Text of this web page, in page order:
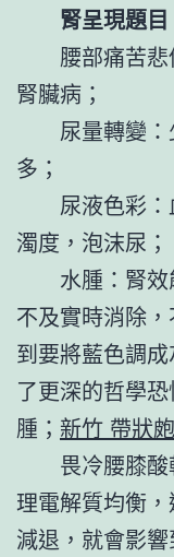
腎呈現題
腰部痛苦
腎臟病；
尿量轉變
多；
尿液色彩
濁度，泡沫尿；
水腫：腎
不及實時消除
到要將藍色調
了更深的哲學
腫； 新竹 帶狀
畏冷腰膝
理電解質均衡
減退，就會影